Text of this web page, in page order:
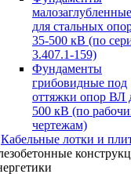
малозаглубленные
для стальных
35-500 кВ (по
3.407.1-159)
Фундаменты
грибовидные под
оттяжки опор ВЛ
500 кВ (по
чертежам)
Кабельные лотки и